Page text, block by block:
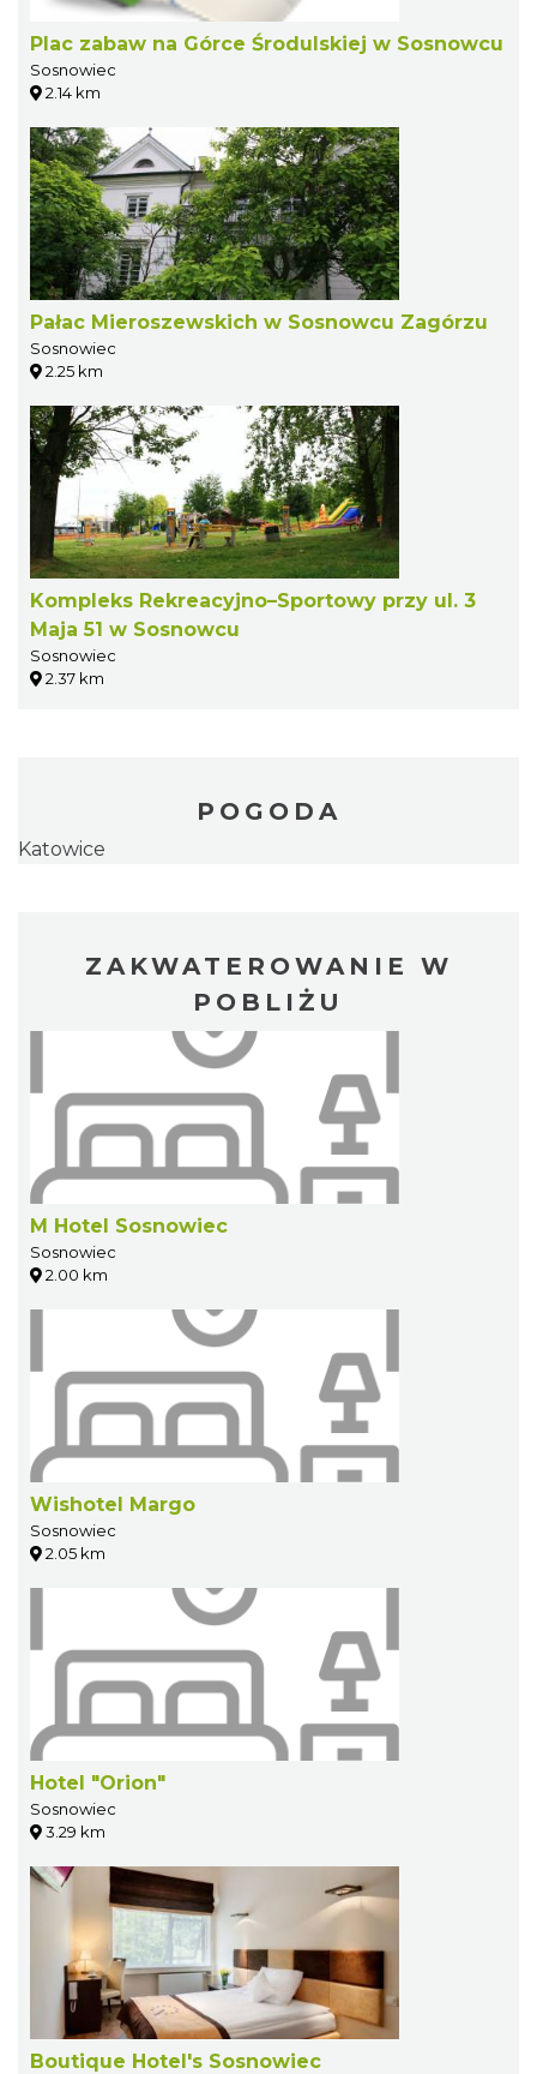
Plac zabaw na Górce Środulskiej w Sosnowcu
Sosnowiec
2.14 km
Pałac Mieroszewskich w Sosnowcu Zagórzu
Sosnowiec
2.25 km
Kompleks Rekreacyjno–Sportowy przy ul. 3
Maja 51 w Sosnowcu
Sosnowiec
2.37 km
POGODA
Katowice
ZAKWATEROWANIE W
POBLIŻU
M Hotel Sosnowiec
Sosnowiec
2.00 km
Wishotel Margo
Sosnowiec
2.05 km
Hotel "Orion"
Sosnowiec
3.29 km
Boutique Hotel's Sosnowiec